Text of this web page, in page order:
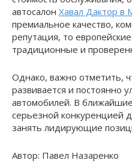
автосалон Хавал Дактор в
премиальное качество,
репутация, то
традиционные и
Однако, важно отметить,
развивается и постоянно
автомобилей. В
серьезной конкуренцией
занять лидирующие
Автор: Павел Назаренко